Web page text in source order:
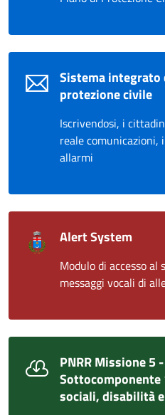
Sistema integrato
protezione civile
Iscrivendosi, i
reale comunicazioni,
allarmi
Alert System
Modulo di accesso al
messaggi vocali di
PNRR Missione 5
Sottocomponente
sociali, disabilità